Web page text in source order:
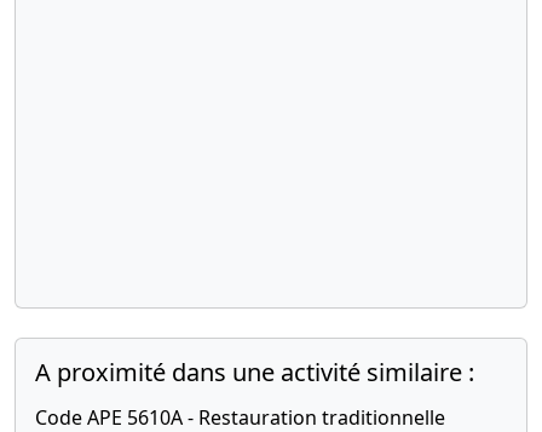
A proximité dans une activité similaire :
Code APE 5610A - Restauration traditionnelle